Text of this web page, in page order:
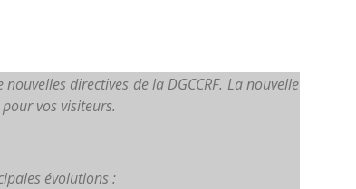
directives de la DGCCRF. La nouvelle
vos visiteurs.
évolutions :